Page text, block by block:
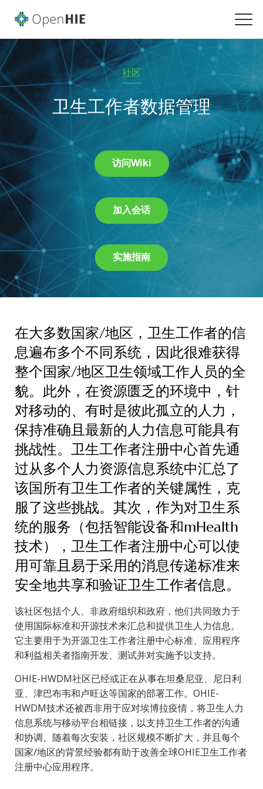
社区
卫生工作者数据管理
访问Wiki
加入会话
实施指南
在大多数国家/地区，卫生工作者的信
息遍布多个不同系统，因此很难获得
整个国家/地区卫生领域工作人员的全
貌。此外，在资源匮乏的环境中，针
对移动的、有时是彼此孤立的人力，
保持准确且最新的人力信息可能具有
挑战性。卫生工作者注册中心首先通
过从多个人力资源信息系统中汇总了
该国所有卫生工作者的关键属性，克
服了这些挑战。其次，作为对卫生系
统的服务（包括智能设备和mHealth
技术），卫生工作者注册中心可以使
用可靠且易于采用的消息传递标准来
安全地共享和验证卫生工作者信息。
该社区包括个人、非政府组织和政府，他们共同致力于
使用国际标准和开源技术来汇总和提供卫生人力信息。
它主要用于为开源卫生工作者注册中心标准、应用程序
和利益相关者指南开发、测试并对实施予以支持。
OHIE-HWDM社区已经或正在从事在坦桑尼亚、尼日利
亚、津巴布韦和卢旺达等国家的部署工作。OHIE-
HWDM技术还被西非用于应对埃博拉疫情，将卫生人力
信息系统与移动平台相链接，以支持卫生工作者的沟通
和协调。随着每次安装，社区规模不断扩大，并且每个
国家/地区的背景经验都有助于改善全球OHIE卫生工作者
注册中心应用程序。